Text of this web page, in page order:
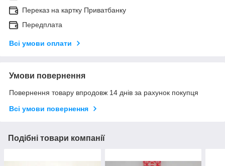
Переказ на картку Приватбанку
Передплата
Всі умови оплати
Умови повернення
Повернення товару впродовж 14 днів за рахунок покупця
Всі умови повернення
Подібні товари компанії